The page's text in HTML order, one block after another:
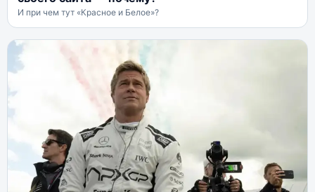
И при чем тут «Красное и Белое»?